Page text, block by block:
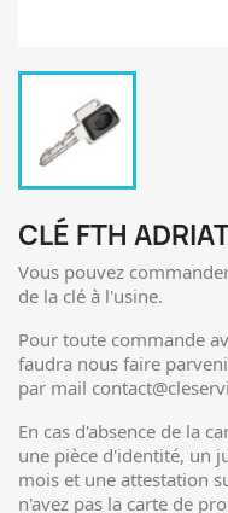
CLÉ FTH
Vous pouvez
de la clé à l'usine.
Pour toute commande
faudra nous faire
par mail
En cas d'absence de la
une pièce d'identité, un
mois et une attestation
n'avez pas la carte de